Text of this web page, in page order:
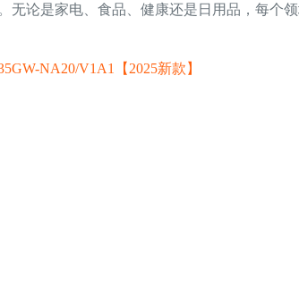
论是家电、食品、健康还是日用品，每个
NA20/V1A1【2025新款】